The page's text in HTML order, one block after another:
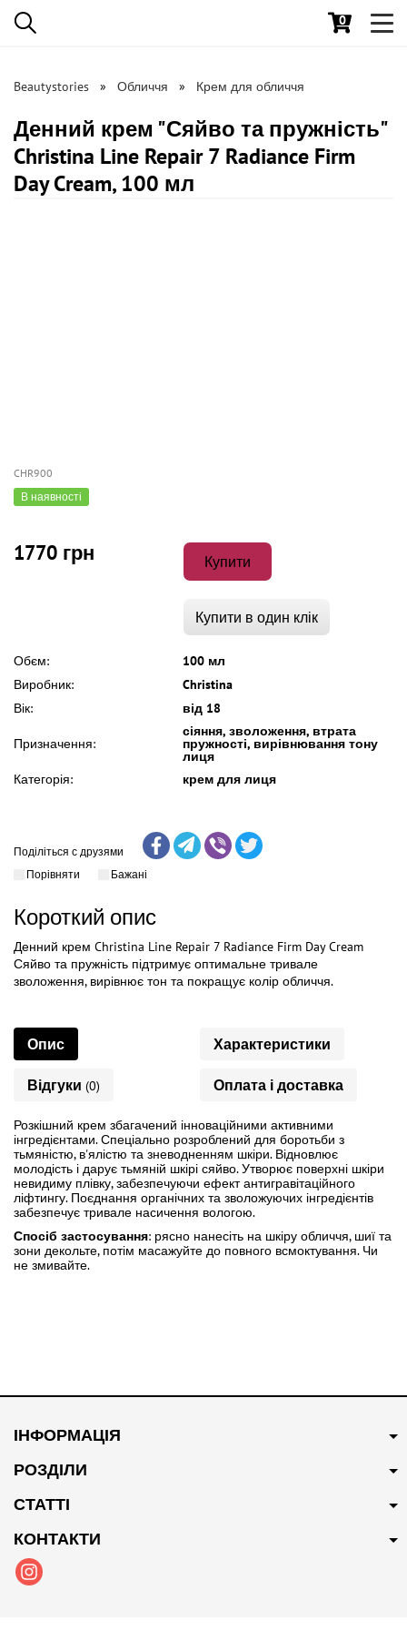
0
Beautystories Обличчя Крем для обличчя
Денний крем "Сяйво та пружність"
Christina Line Repair 7 Radiance Firm
Day Cream, 100 мл
CHR900
В наявності
1770 грн Купити
Купити в один клік
Обєм:
100 мл
Виробник:
Christina
Вік:
від 18
Призначення:
сіяння, зволоження, втрата
пружності, вирівнювання тону
лиця
Категорія:
крем для лиця
Поділіться с друзями
Порівняти
Бажані
Короткий опис
Денний крем Christina Line Repair 7 Radiance Firm Day Cream
Сяйво та пружність підтримує оптимальне тривале
зволоження, вирівнює тон та покращує колір обличчя.
Опис Характеристики
Відгуки (0) Оплата і доставка
Розкішний крем збагачений інноваційними активними
інгредієнтами. Спеціально розроблений для боротьби з
тьмяністю, в'ялістю та зневодненням шкіри. Відновлює
молодість і дарує тьмяній шкірі сяйво. Утворює поверхні шкіри
невидиму плівку, забезпечуючи ефект антигравітаційного
ліфтингу. Поєднання органічних та зволожуючих інгредієнтів
забезпечує тривале насичення вологою.
Спосіб застосування: рясно нанесіть на шкіру обличчя, шиї та
зони декольте, потім масажуйте до повного всмоктування. Чи
не змивайте.
ІНФОРМАЦІЯ
РОЗДІЛИ
СТАТТІ
КОНТАКТИ